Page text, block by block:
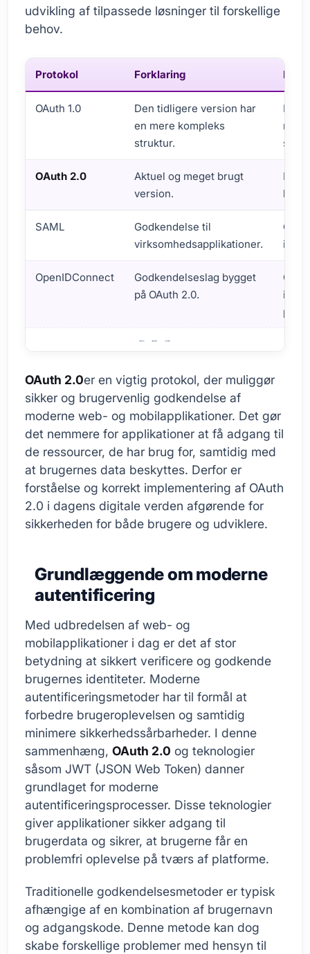
udvikling af tilpassede løsninger til forskellige
behov.
Protokol Forklaring
OAuth 1.0
Den tidligere version har
en mere kompleks
struktur.
Det
OAuth 2.0
Aktuel og meget brugt
version.
SAML
Godkendelse til
virksomhedsapplikationer.
OpenIDConnect
Godkendelseslag bygget
på OAuth 2.0.
Giver
på
OAuth 2.0er en vigtig protokol, der muliggør
sikker og brugervenlig godkendelse af
moderne web- og mobilapplikationer. Det gør
det nemmere for applikationer at få adgang til
de ressourcer, de har brug for, samtidig med
at brugernes data beskyttes. Derfor er
forståelse og korrekt implementering af OAuth
2.0 i dagens digitale verden afgørende for
sikkerheden for både brugere og udviklere.
Grundlæggende om moderne
autentificering
Med udbredelsen af web- og
mobilapplikationer i dag er det af stor
betydning at sikkert verificere og godkende
brugernes identiteter. Moderne
autentificeringsmetoder har til formål at
forbedre brugeroplevelsen og samtidig
minimere sikkerhedssårbarheder. I denne
sammenhæng, OAuth 2.0 og teknologier
såsom JWT (JSON Web Token) danner
grundlaget for moderne
autentificeringsprocesser. Disse teknologier
giver applikationer sikker adgang til
brugerdata og sikrer, at brugerne får en
problemfri oplevelse på tværs af platforme.
Traditionelle godkendelsesmetoder er typisk
afhængige af en kombination af brugernavn
og adgangskode. Denne metode kan dog
skabe forskellige problemer med hensyn til